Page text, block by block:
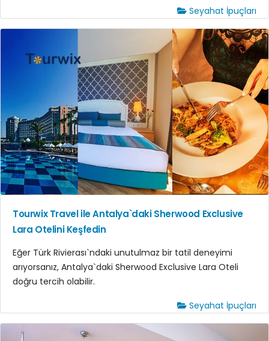
Seyahat İpuçları
Tourwix Travel ile Antalya`daki Sherwood Exclusive
Lara Otelini Keşfedin
Eğer Türk Rivierası`ndaki unutulmaz bir tatil deneyimi
arıyorsanız, Antalya`daki Sherwood Exclusive Lara Oteli
doğru tercih olabilir.
Seyahat İpuçları